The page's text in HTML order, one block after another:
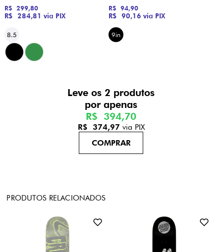
R$ 284,81 via PIX
R$ 299,80
8.5
R$ 90,16 via PIX
R$ 94,90
9in
Leve os 2 produtos
R$ 394,70
R$ 374,97via PIX
PRODUTOS RELACIONADOS